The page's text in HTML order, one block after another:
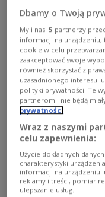
kilka godzin na
komentował
Piotr Apel (Kukiz’15).
Zobacz więcej na temat:
konferencja
Izrael
Mike Pompeo
Dbamy o Twoją
My i nasi5 partnerzy
informacji na urządzeniu,
cookie w celu
zaakceptować swoje
również skorzystać z
uzasadnionego interesu
polityki prywatności. Te
partnerom i nie będą
prywatności
Wraz z naszymi
celu zapewnienia:
Użycie dokładnych
charakterystyki
informacji na urządzeniu
reklamy i treści, pomiar
ulepszanie usług.